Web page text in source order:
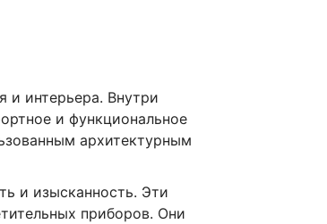
и интерьера. Внутри
и функциональное
архитектурным
и изысканность. Эти
приборов. Они